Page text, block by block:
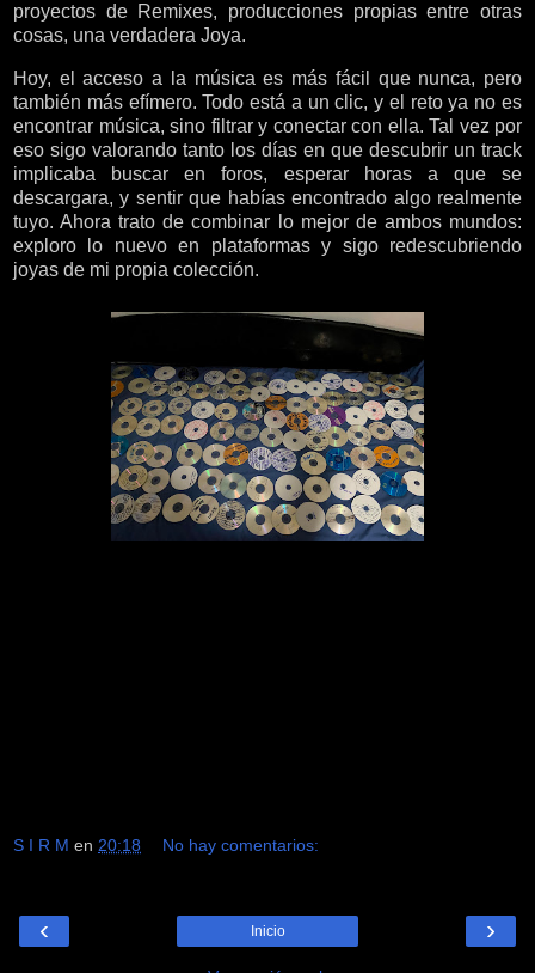
proyectos de Remixes, producciones propias entre otras
cosas, una verdadera Joya.
Hoy, el acceso a la música es más fácil que nunca, pero
también más efímero. Todo está a un clic, y el reto ya no es
encontrar música, sino filtrar y conectar con ella. Tal vez por
eso sigo valorando tanto los días en que descubrir un track
implicaba buscar en foros, esperar horas a que se
descargara, y sentir que habías encontrado algo realmente
tuyo. Ahora trato de combinar lo mejor de ambos mundos:
exploro lo nuevo en plataformas y sigo redescubriendo
joyas de mi propia colección.
S I R M en 20:18 No hay comentarios:
‹ ›
Inicio